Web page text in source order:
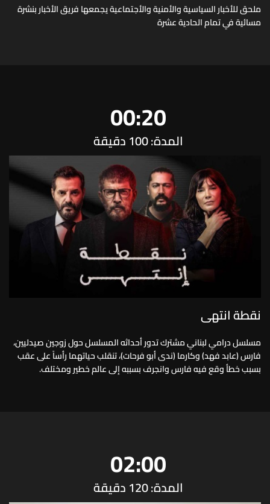
ملحق للأخبار السياسية والأمنية والأجتماعية يجمعها فريق الأخبار بنشرة
مسائية في تمام الحادية عشرة
00:20
المدة: 100 دقيقة
نقطة انتهى
مسلسل درامي لبناني مشترك تدور أحداثه المسلسل حول زوجين صيدليين،
فارس (عابد فهد) وكارما (ندى أبو فرحات)، تنقلب حياتهما رأساً على عقب
بسبب خطأ وقع فيه فارس وانجرف بسببه إلى عالم خطير ومختلف.
02:00
المدة: 120 دقيقة